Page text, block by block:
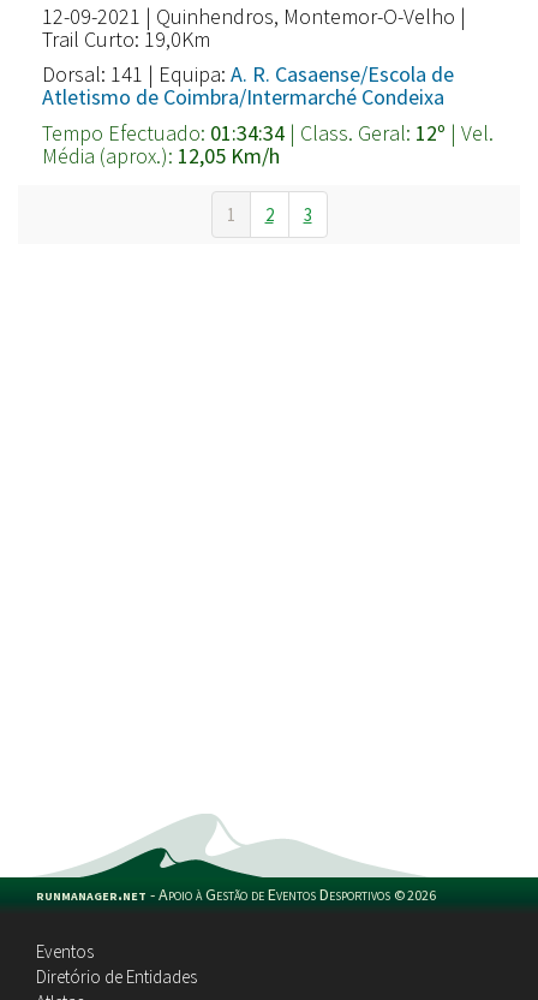
12-09-2021 | Quinhendros, Montemor-O-Velho |
Trail Curto: 19,0Km
Dorsal: 141 | Equipa: A. R. Casaense/Escola de
Atletismo de Coimbra/Intermarché Condeixa
Tempo Efectuado: 01:34:34 | Class. Geral: 12º | Vel.
Média (aprox.): 12,05 Km/h
1 2 3
runmanager.net -Apoio à Gestão de Eventos Desportivos ©2026
Eventos
Diretório de Entidades